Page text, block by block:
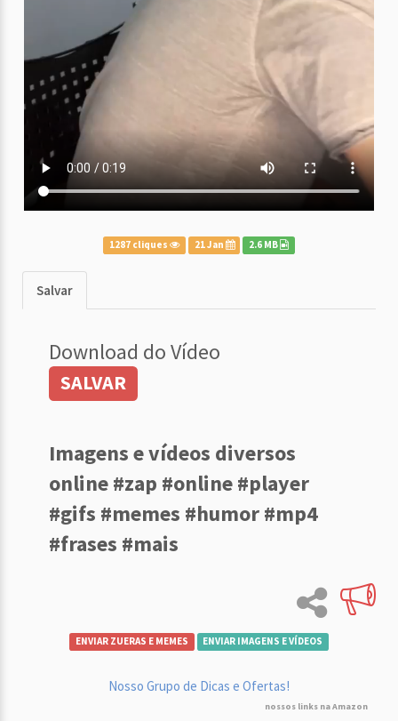
1287 cliques 21 Jan 2.6 MB
Salvar
Download do Vídeo
SALVAR
Imagens e vídeos diversos
online #zap #online #player
#gifs #memes #humor #mp4
#frases #mais
ENVIAR ZUERAS E MEMES ENVIAR IMAGENS E VÍDEOS
Nosso Grupo de Dicas e Ofertas!
nossos links na Amazon